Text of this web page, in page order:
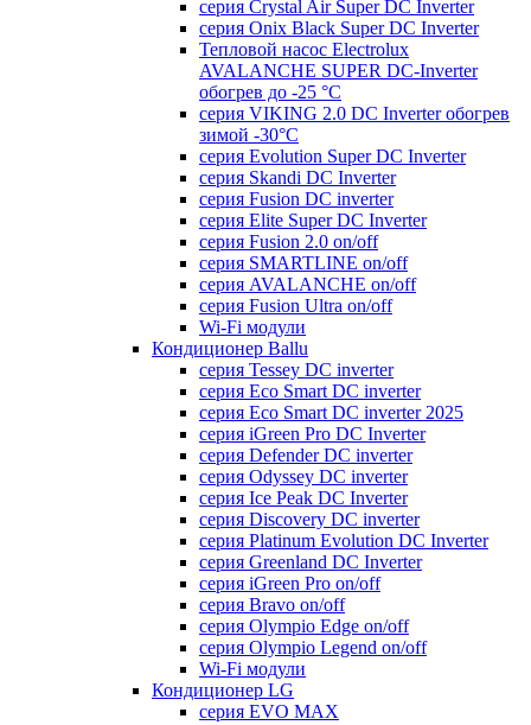
серия Crystal Air Super DC Inverter
серия Onix Black Super DC Inverter
Тепловой насос Electrolux
AVALANCHE SUPER DC-Inverter
обогрев до -25 °С
серия VIKING 2.0 DC Inverter обогрев
зимой -30°С
серия Evolution Super DC Inverter
серия Skandi DC Inverter
серия Fusion DC inverter
серия Elite Super DC Inverter
серия Fusion 2.0 on/off
серия SMARTLINE on/off
серия AVALANCHE on/off
серия Fusion Ultra on/off
Wi-Fi модули
Кондиционер Ballu
серия Tessey DC inverter
серия Eco Smart DC inverter
серия Eco Smart DC inverter 2025
серия iGreen Pro DC Inverter
серия Defender DC inverter
серия Odyssey DC inverter
серия Ice Peak DС Inverter
cерия Discovery DC inverter
серия Platinum Evolution DC Inverter
серия Greenland DC Inverter
серия iGreen Pro on/off
серия Bravo on/off
серия Olympio Edge on/off
серия Olympio Legend on/off
Wi-Fi модули
Кондиционер LG
серия EVO MAX